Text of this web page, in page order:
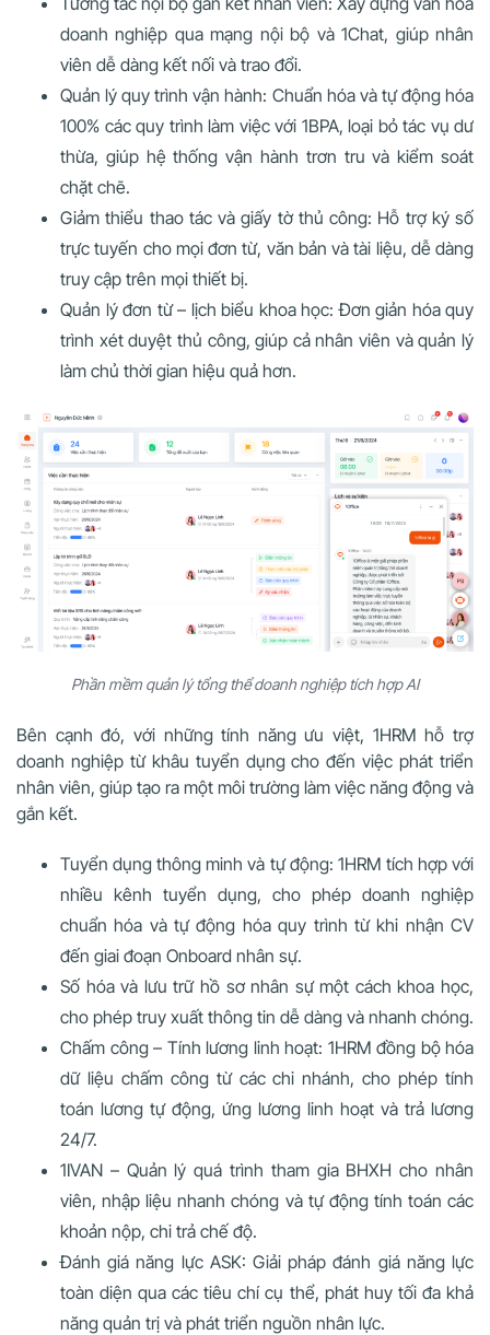
doanh nghiệp qua mạng nội bộ và 1Chat, giúp nhân
viên dễ dàng kết nối và trao đổi.
Quản lý quy trình vận hành: Chuẩn hóa và tự động hóa
100% các quy trình làm việc với 1BPA, loại bỏ tác vụ dư
thừa, giúp hệ thống vận hành trơn tru và kiểm soát
chặt chẽ.
Giảm thiểu thao tác và giấy tờ thủ công: Hỗ trợ ký số
trực tuyến cho mọi đơn từ, văn bản và tài liệu, dễ dàng
truy cập trên mọi thiết bị.
Quản lý đơn từ – lịch biểu khoa học: Đơn giản hóa quy
trình xét duyệt thủ công, giúp cả nhân viên và quản lý
làm chủ thời gian hiệu quả hơn.
Phần mềm quản lý tổng thể doanh nghiệp tích hợp AI
Bên cạnh đó, với những tính năng ưu việt, 1HRM hỗ trợ
doanh nghiệp từ khâu tuyển dụng cho đến việc phát triển
nhân viên, giúp tạo ra một môi trường làm việc năng động và
gắn kết.
Tuyển dụng thông minh và tự động: 1HRM tích hợp với
nhiều kênh tuyển dụng, cho phép doanh nghiệp
chuẩn hóa và tự động hóa quy trình từ khi nhận CV
đến giai đoạn Onboard nhân sự.
Số hóa và lưu trữ hồ sơ nhân sự một cách khoa học,
cho phép truy xuất thông tin dễ dàng và nhanh chóng.
Chấm công – Tính lương linh hoạt: 1HRM đồng bộ hóa
dữ liệu chấm công từ các chi nhánh, cho phép tính
toán lương tự động, ứng lương linh hoạt và trả lương
24/7.
1IVAN – Quản lý quá trình tham gia BHXH cho nhân
viên, nhập liệu nhanh chóng và tự động tính toán các
khoản nộp, chi trả chế độ.
Đánh giá năng lực ASK: Giải pháp đánh giá năng lực
toàn diện qua các tiêu chí cụ thể, phát huy tối đa khả
năng quản trị và phát triển nguồn nhân lực.